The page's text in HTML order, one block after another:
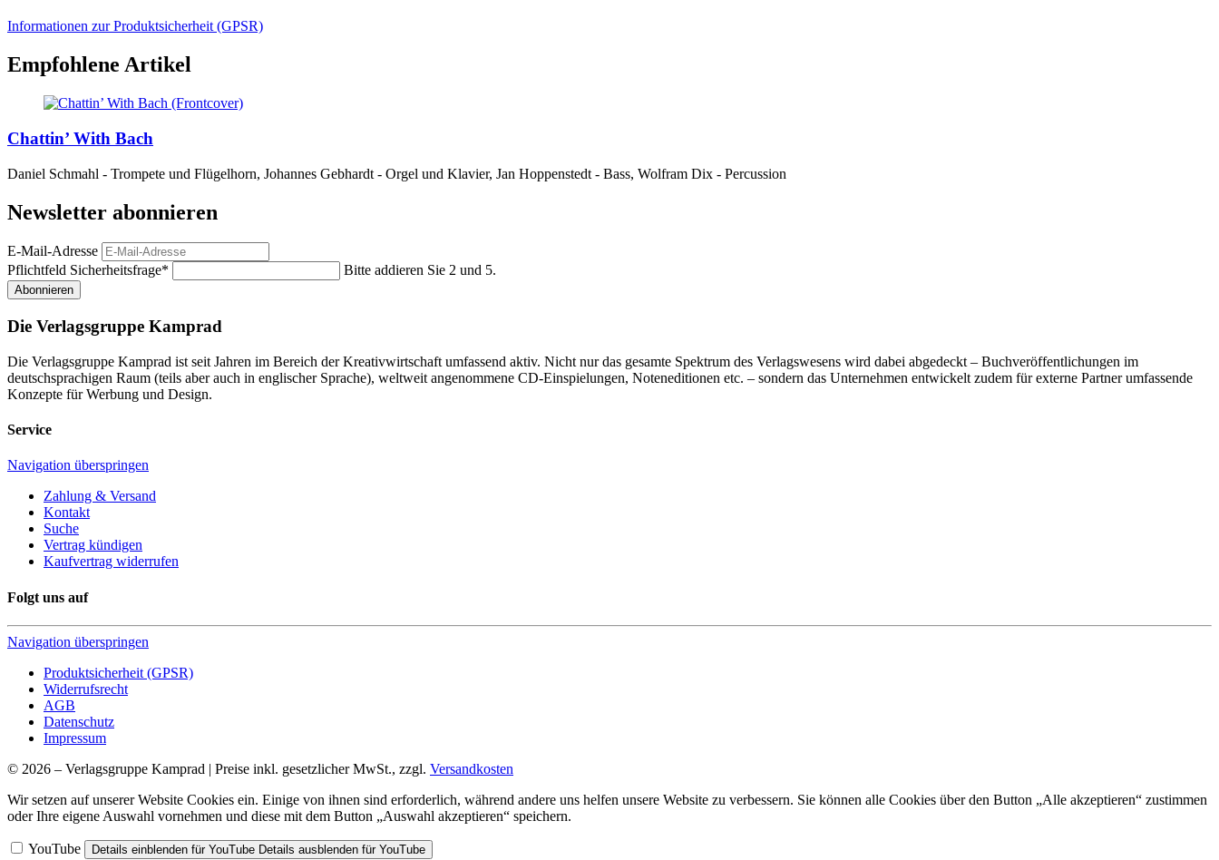
Informationen zur Produktsicherheit (GPSR)
Empfohlene Artikel
Chattin’ With Bach
Daniel Schmahl - Trompete und Flügelhorn, Johannes Gebhardt - Orgel und Klavier, Jan Hoppenstedt - Bass, Wolfram Dix - Percussion
Newsletter abonnieren
E-Mail-Adresse
Pflichtfeld Sicherheitsfrage* Bitte addieren Sie 2 und 5.
Abonnieren
Die Verlagsgruppe Kamprad
Die Verlagsgruppe Kamprad ist seit Jahren im Bereich der Kreativwirtschaft umfassend aktiv. Nicht nur das gesamte Spektrum des Verlagswesens wird dabei abgedeckt – Buchveröffentlichungen im
deutschsprachigen Raum (teils aber auch in englischer Sprache), weltweit angenommene CD-Einspielungen, Noteneditionen etc. – sondern das Unternehmen entwickelt zudem für externe Partner umfassende
Konzepte für Werbung und Design.
Service
Navigation überspringen
Zahlung & Versand
Kontakt
Suche
Vertrag kündigen
Kaufvertrag widerrufen
Folgt uns auf
Navigation überspringen
Produktsicherheit (GPSR)
Widerrufsrecht
AGB
Datenschutz
Impressum
© 2026 – Verlagsgruppe Kamprad | Preise inkl. gesetzlicher MwSt., zzgl. Versandkosten
Wir setzen auf unserer Website Cookies ein. Einige von ihnen sind erforderlich, während andere uns helfen unsere Website zu verbessern. Sie können alle Cookies über den Button „Alle akzeptieren“ zustimmen
oder Ihre eigene Auswahl vornehmen und diese mit dem Button „Auswahl akzeptieren“ speichern.
YouTube Details einblenden für YouTube Details ausblenden für YouTube